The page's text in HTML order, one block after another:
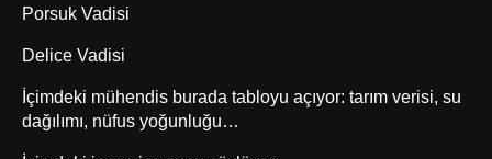
Porsuk Vadisi
Delice Vadisi
İçimdeki mühendis burada tabloyu açıyor: tarım verisi, su
dağılımı, nüfus yoğunluğu…